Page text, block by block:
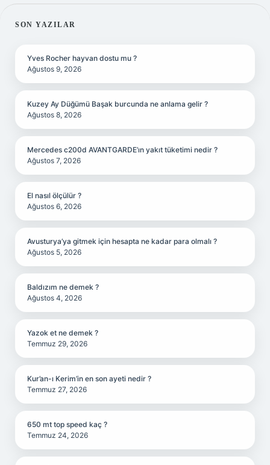
SIDEBAR
SON YAZILAR
Yves Rocher hayvan dostu mu ?
Ağustos 9, 2026
Kuzey Ay Düğümü Başak burcunda ne anlama gelir ?
Ağustos 8, 2026
Mercedes c200d AVANTGARDE’ın yakıt tüketimi nedir ?
Ağustos 7, 2026
El nasıl ölçülür ?
Ağustos 6, 2026
Avusturya’ya gitmek için hesapta ne kadar para olmalı ?
Ağustos 5, 2026
Baldızım ne demek ?
Ağustos 4, 2026
Yazok et ne demek ?
Temmuz 29, 2026
Kur’an-ı Kerim’in en son ayeti nedir ?
Temmuz 27, 2026
650 mt top speed kaç ?
Temmuz 24, 2026